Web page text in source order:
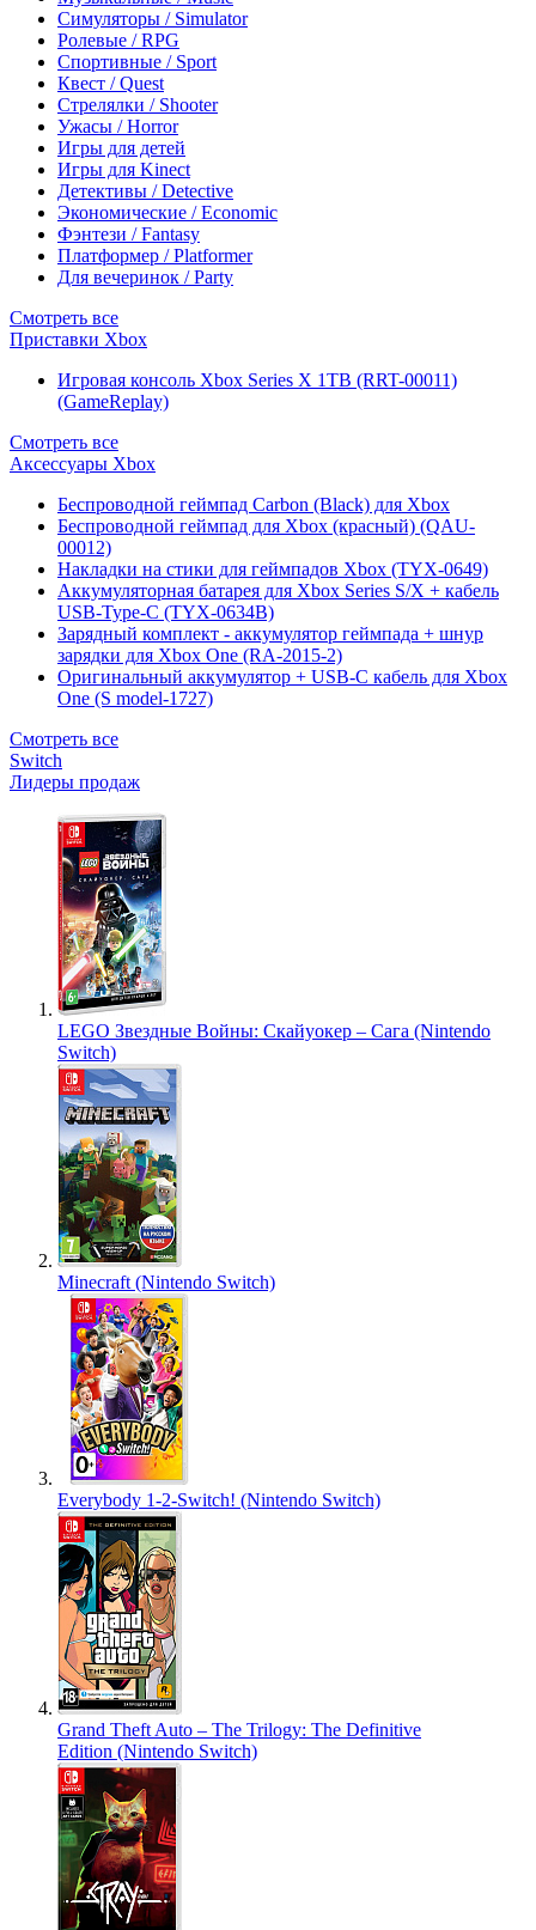
Симуляторы / Simulator
Ролевые / RPG
Спортивные / Sport
Квест / Quest
Стрелялки / Shooter
Ужасы / Horror
Игры для детей
Игры для Kinect
Детективы / Detective
Экономические / Economic
Фэнтези / Fantasy
Платформер / Platformer
Для вечеринок / Party
Смотреть все
Приставки Xbox
Игровая консоль Xbox Series X 1TB (RRT-00011)
(GameReplay)
Смотреть все
Аксессуары Xbox
Беспроводной геймпад Carbon (Black) для Xbox
Беспроводной геймпад для Xbox (красный) (QAU-
00012)
Накладки на стики для геймпадов Xbox (TYX-0649)
Аккумуляторная батарея для Xbox Series S/X + кабель
USB-Type-C (TYX-0634B)
Зарядный комплект - аккумулятор геймпада + шнур
зарядки для Xbox One (RA-2015-2)
Оригинальный аккумулятор + USB-C кабель для Xbox
One (S model-1727)
Смотреть все
Switch
Лидеры продаж
LEGO Звездные Войны: Скайуокер – Сага (Nintendo
Switch)
Minecraft (Nintendo Switch)
Everybody 1-2-Switch! (Nintendo Switch)
Grand Theft Auto – The Trilogy: The Definitive
Edition (Nintendo Switch)